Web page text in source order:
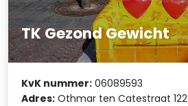
TK Gezond Gewicht
KvK nummer: 06089593
Adres: Othmar ten Catestraat 122